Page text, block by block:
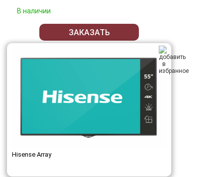
В наличии
ЗАКАЗАТЬ
Hisense Array